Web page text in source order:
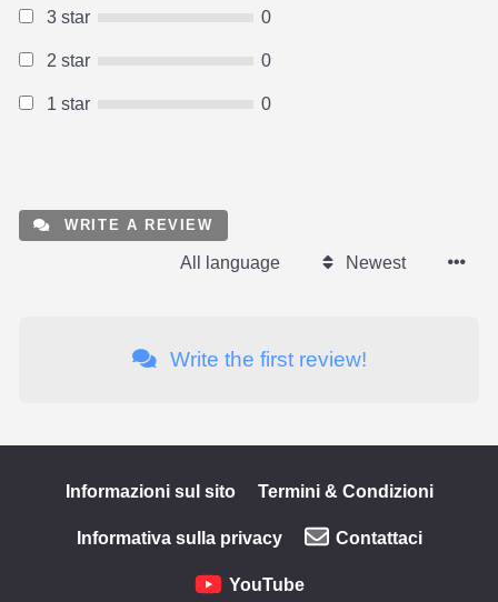
3 star 0
2 star 0
1 star 0
WRITE A REVIEW
All language Newest
Write the first review!
Informazioni sul sito Termini & Condizioni
Informativa sulla privacy Contattaci
YouTube